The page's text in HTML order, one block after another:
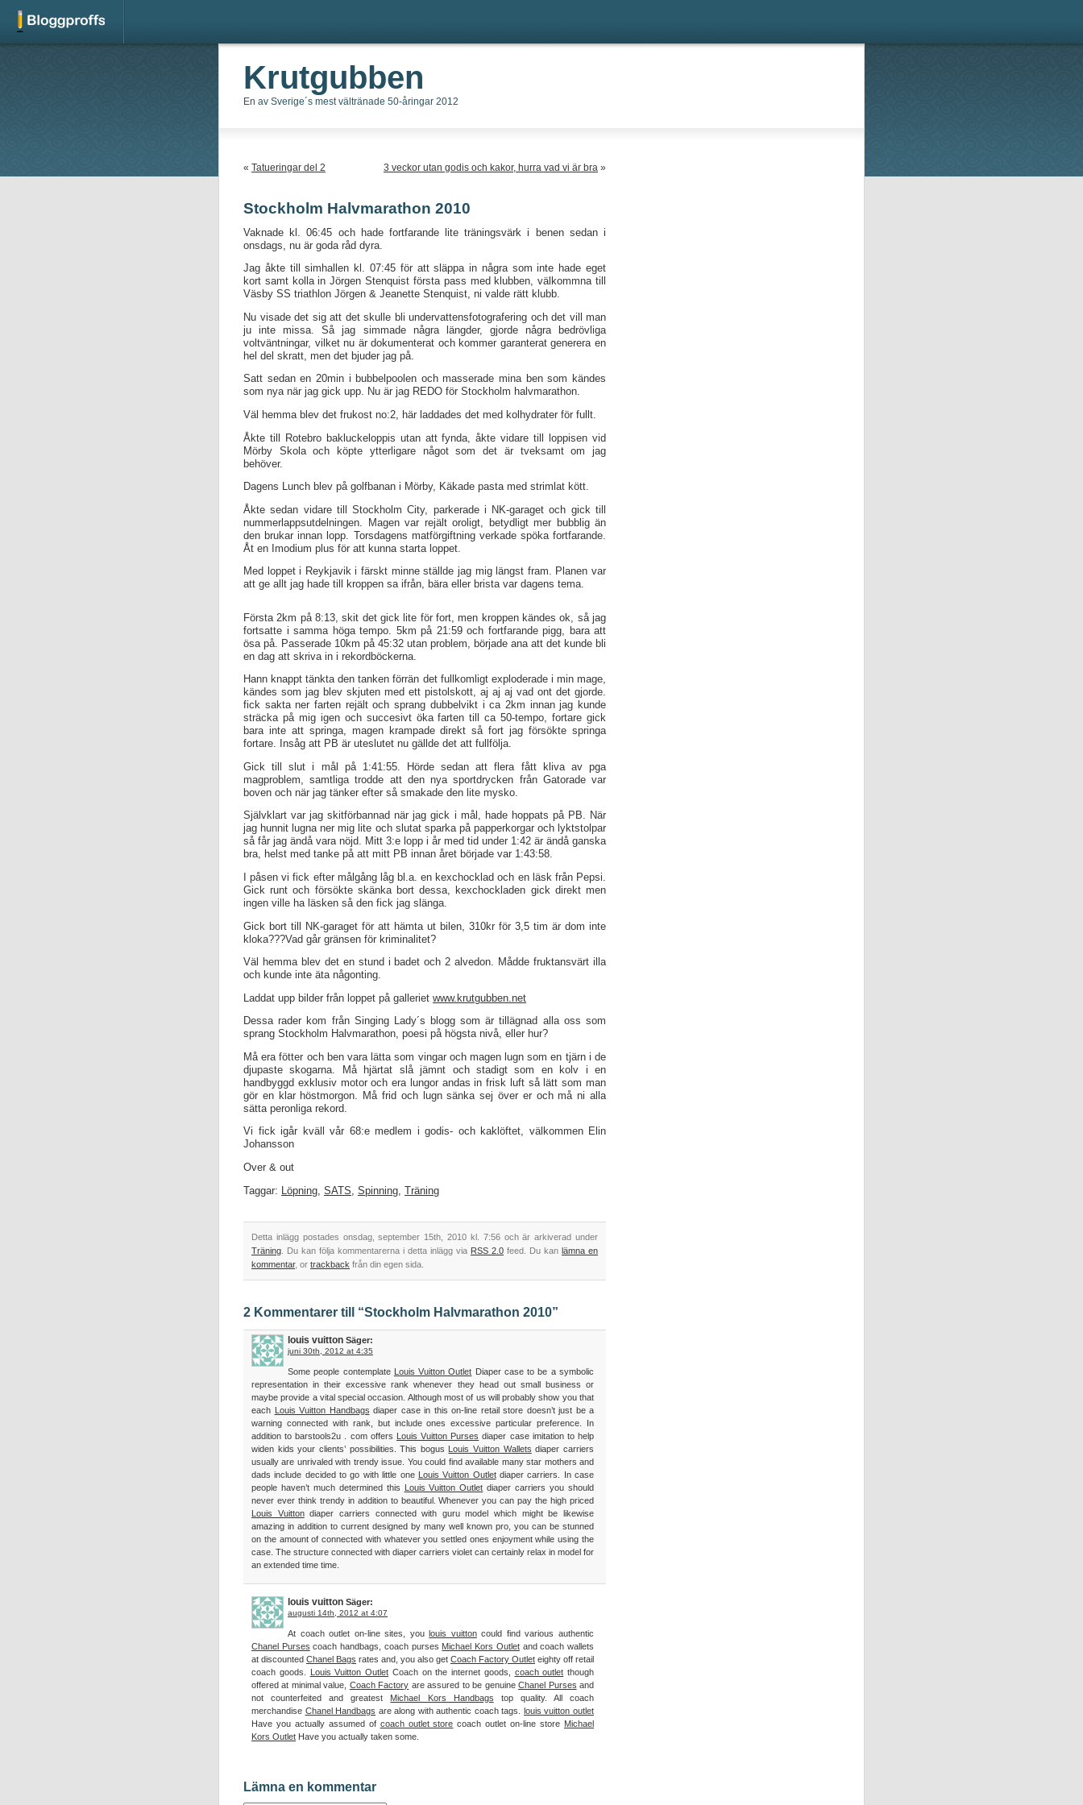
Krutgubben
En av Sverige´s mest vältränade 50-åringar 2012
« Tatueringar del 2 3 veckor utan godis och kakor, hurra vad vi är bra »
Stockholm Halvmarathon 2010
Vaknade kl. 06:45 och hade fortfarande lite träningsvärk i benen sedan i
onsdags, nu är goda råd dyra.
Jag åkte till simhallen kl. 07:45 för att släppa in några som inte hade eget
kort samt kolla in Jörgen Stenquist första pass med klubben, välkommna till
Väsby SS triathlon Jörgen & Jeanette Stenquist, ni valde rätt klubb.
Nu visade det sig att det skulle bli undervattensfotografering och det vill man
ju inte missa. Så jag simmade några längder, gjorde några bedrövliga
voltväntningar, vilket nu är dokumenterat och kommer garanterat generera en
hel del skratt, men det bjuder jag på.
Satt sedan en 20min i bubbelpoolen och masserade mina ben som kändes
som nya när jag gick upp. Nu är jag REDO för Stockholm halvmarathon.
Väl hemma blev det frukost no:2, här laddades det med kolhydrater för fullt.
Åkte till Rotebro bakluckeloppis utan att fynda, åkte vidare till loppisen vid
Mörby Skola och köpte ytterligare något som det är tveksamt om jag
behöver.
Dagens Lunch blev på golfbanan i Mörby, Käkade pasta med strimlat kött.
Åkte sedan vidare till Stockholm City, parkerade i NK-garaget och gick till
nummerlappsutdelningen. Magen var rejält oroligt, betydligt mer bubblig än
den brukar innan lopp. Torsdagens matförgiftning verkade spöka fortfarande.
Åt en Imodium plus för att kunna starta loppet.
Med loppet i Reykjavik i färskt minne ställde jag mig längst fram. Planen var
att ge allt jag hade till kroppen sa ifrån, bära eller brista var dagens tema.
Första 2km på 8:13, skit det gick lite för fort, men kroppen kändes ok, så jag
fortsatte i samma höga tempo. 5km på 21:59 och fortfarande pigg, bara att
ösa på. Passerade 10km på 45:32 utan problem, började ana att det kunde bli
en dag att skriva in i rekordböckerna.
Hann knappt tänkta den tanken förrän det fullkomligt exploderade i min mage,
kändes som jag blev skjuten med ett pistolskott, aj aj aj vad ont det gjorde.
fick sakta ner farten rejält och sprang dubbelvikt i ca 2km innan jag kunde
sträcka på mig igen och succesivt öka farten till ca 50-tempo, fortare gick
bara inte att springa, magen krampade direkt så fort jag försökte springa
fortare. Insåg att PB är uteslutet nu gällde det att fullfölja.
Gick till slut i mål på 1:41:55. Hörde sedan att flera fått kliva av pga
magproblem, samtliga trodde att den nya sportdrycken från Gatorade var
boven och när jag tänker efter så smakade den lite mysko.
Självklart var jag skitförbannad när jag gick i mål, hade hoppats på PB. När
jag hunnit lugna ner mig lite och slutat sparka på papperkorgar och lyktstolpar
så får jag ändå vara nöjd. Mitt 3:e lopp i år med tid under 1:42 är ändå ganska
bra, helst med tanke på att mitt PB innan året började var 1:43:58.
I påsen vi fick efter målgång låg bl.a. en kexchocklad och en läsk från Pepsi.
Gick runt och försökte skänka bort dessa, kexchockladen gick direkt men
ingen ville ha läsken så den fick jag slänga.
Gick bort till NK-garaget för att hämta ut bilen, 310kr för 3,5 tim är dom inte
kloka???Vad går gränsen för kriminalitet?
Väl hemma blev det en stund i badet och 2 alvedon. Mådde fruktansvärt illa
och kunde inte äta någonting.
Laddat upp bilder från loppet på galleriet www.krutgubben.net
Dessa rader kom från Singing Lady´s blogg som är tillägnad alla oss som
sprang Stockholm Halvmarathon, poesi på högsta nivå, eller hur?
Må era fötter och ben vara lätta som vingar och magen lugn som en tjärn i de
djupaste skogarna. Må hjärtat slå jämnt och stadigt som en kolv i en
handbyggd exklusiv motor och era lungor andas in frisk luft så lätt som man
gör en klar höstmorgon. Må frid och lugn sänka sej över er och må ni alla
sätta peronliga rekord.
Vi fick igår kväll vår 68:e medlem i godis- och kaklöftet, välkommen Elin
Johansson
Over & out
Taggar: Löpning SATS Spinning Träning
Detta inlägg postades onsdag, september 15th, 2010 kl. 7:56 och är arkiverad under
Träning . Du kan följa kommentarerna i detta inlägg via RSS 2.0 feed. Du kan lämna en
kommentar, or trackback från din egen sida.
2 Kommentarer till “Stockholm Halvmarathon 2010”
louis vuitton Säger:
juni 30th, 2012 at 4:35
Some people contemplate Louis Vuitton Outlet Diaper case to be a symbolic
representation in their excessive rank whenever they head out small business or
maybe provide a vital special occasion. Although most of us will probably show you that
each Louis Vuitton Handbags diaper case in this on-line retail store doesn’t just be a
warning connected with rank, but include ones excessive particular preference. In
addition to barstools2u . com offers Louis Vuitton Purses diaper case imitation to help
widen kids your clients’ possibilities. This bogus Louis Vuitton Wallets diaper carriers
usually are unrivaled with trendy issue. You could find available many star mothers and
dads include decided to go with little one Louis Vuitton Outletdiaper carriers. In case
people haven’t much determined this Louis Vuitton Outlet diaper carriers you should
never ever think trendy in addition to beautiful. Whenever you can pay the high priced
Louis Vuittondiaper carriers connected with guru model which might be likewise
amazing in addition to current designed by many well known pro, you can be stunned
on the amount of connected with whatever you settled ones enjoyment while using the
case. The structure connected with diaper carriers violet can certainly relax in model for
an extended time time.
louis vuitton Säger:
augusti 14th, 2012 at 4:07
At coach outlet on-line sites, youlouis vuittoncould find various authentic
Chanel Purses coach handbags, coach purses Michael Kors Outletand coach wallets
at discounted Chanel Bags rates and, you also get Coach Factory Outlet eighty off retail
coach goods.
Louis Vuitton Outlet Coach on the internet goods, coach outlet though
offered at minimal value, Coach Factory are assured to be genuineChanel Purses and
not counterfeited and greatest Michael Kors Handbags top quality. All coach
merchandise Chanel Handbags are along with authentic coach tags. louis vuitton outlet
Have you actually assumed of coach outlet store coach outlet on-line store Michael
Kors Outlet Have you actually taken some.
Lämna en kommentar